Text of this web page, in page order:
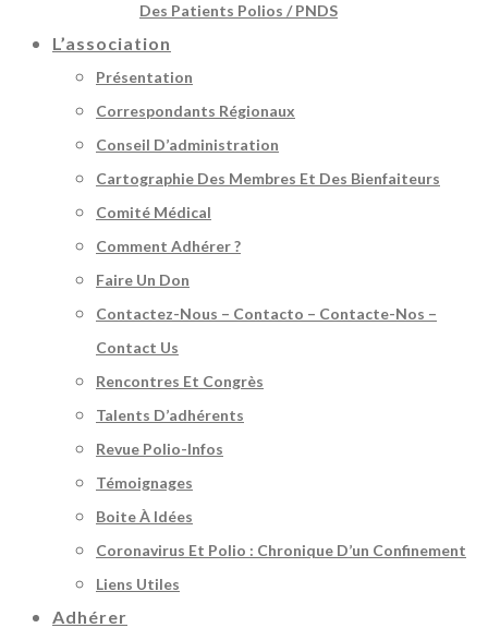
Des Patients Polios / PNDS
L’association
Présentation
Correspondants Régionaux
Conseil D’administration
Cartographie Des Membres Et Des Bienfaiteurs
Comité Médical
Comment Adhérer ?
Faire Un Don
Contactez-Nous – Contacto – Contacte-Nos –
Contact Us
Rencontres Et Congrès
Talents D’adhérents
Revue Polio-Infos
Témoignages
Boite À Idées
Coronavirus Et Polio : Chronique D’un Confinement
Liens Utiles
Adhérer